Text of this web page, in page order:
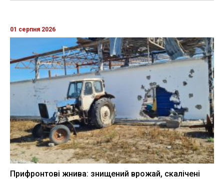
01 серпня 2026
Прифронтові жнива: знищений врожай, скалічені